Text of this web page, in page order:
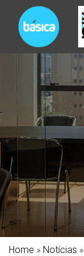
Home » Notícias »